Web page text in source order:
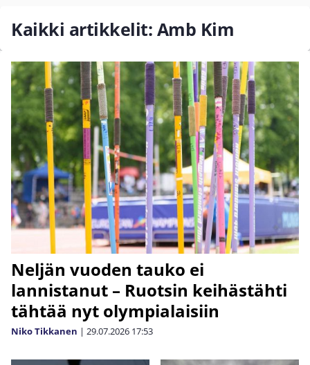
Kaikki artikkelit: Amb Kim
Neljän vuoden tauko ei
lannistanut – Ruotsin keihästähti
tähtää nyt olympialaisiin
Niko Tikkanen | 29.07.2026 17:53